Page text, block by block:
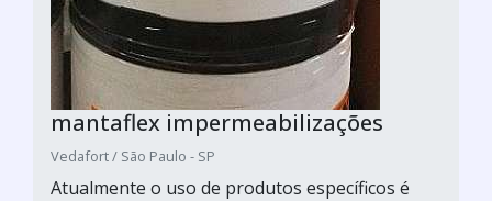
mantaflex impermeabilizações
Vedafort / São Paulo - SP
Atualmente o uso de produtos específicos é